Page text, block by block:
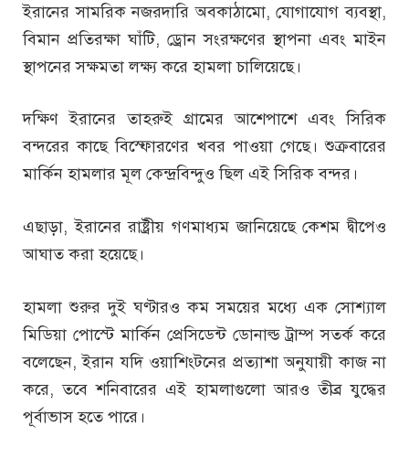
ইরানের সামরিক নজরদারি অবকাঠামো, যোগাযোগ ব্যবস্থা,
বিমান প্রতিরক্ষা ঘাঁটি, ড্রোন সংরক্ষণের স্থাপনা এবং মাইন
স্থাপনের সক্ষমতা লক্ষ্য করে হামলা চালিয়েছে।
দক্ষিণ ইরানের তাহরুই গ্রামের আশেপাশে এবং সিরিক
বন্দরের কাছে বিস্ফোরণের খবর পাওয়া গেছে। শুক্রবারের
মার্কিন হামলার মূল কেন্দ্রবিন্দুও ছিল এই সিরিক বন্দর।
এছাড়া, ইরানের রাষ্ট্রীয় গণমাধ্যম জানিয়েছে কেশম দ্বীপেও
আঘাত করা হয়েছে।
হামলা শুরুর দুই ঘণ্টারও কম সময়ের মধ্যে এক সোশ্যাল
মিডিয়া পোস্টে মার্কিন প্রেসিডেন্ট ডোনাল্ড ট্রাম্প সতর্ক করে
বলেছেন, ইরান যদি ওয়াশিংটনের প্রত্যাশা অনুযায়ী কাজ না
করে, তবে শনিবারের এই হামলাগুলো আরও তীব্র যুদ্ধের
পূর্বাভাস হতে পারে।